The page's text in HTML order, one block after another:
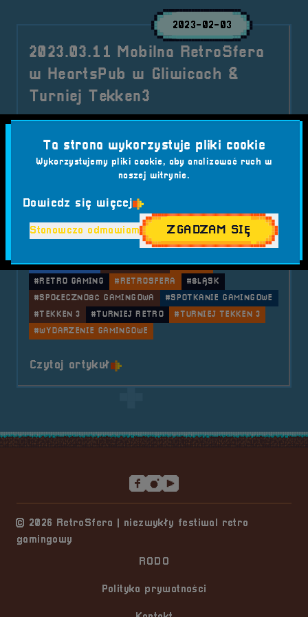
2023-02-03
2023.03.11 Mobilna RetroSfera
w HeartsPub w Gliwicach &
Turniej Tekken3
15:00:00
20:00:00
Hearts Pub
Pszczyńska 29,
44-100 Gliwice
Śląsk gości nas wyjątkowo często, a zatem na
wyjątkowego miejsca w Gliwicach.
Kategorie wpisu: Mobilna RetroSfera Wydarzenia
#GRY RETRO
#GRY W GLIWICACH
#GRY W PUBIE
#HEARTS PUB
#JANEK
#RETRO GAMING
#RETROSFERA
#ŚLĄSK
#SPOŁECZNOŚĆ GAMINGOWA
#SPOTKANIE GAMINGOWE
#TEKKEN 3
#TURNIEJ RETRO
#TURNIEJ TEKKEN 3
#WYDARZENIE GAMINGOWE
Czytaj artykuło tytule 2023.03.11 Mobilna
© 2026 RetroSfera | niezwykły festiwal retro
gamingowy
RODO
Polityka prywatności
Ta strona wykorzystuje pliki cookie
Wykorzystujemy pliki cookie, aby analizować ruch w
naszej witrynie.
Dowiedz się więcej
Stanowczo odmawiam ZGADZAM SIĘ